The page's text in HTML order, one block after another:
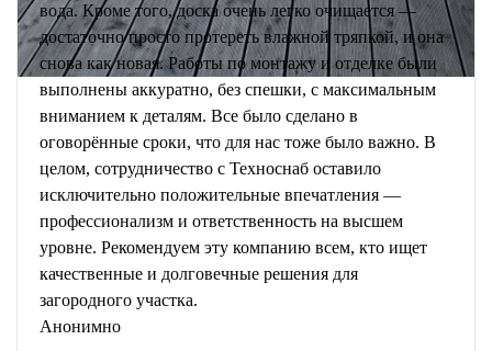
вода. Кроме того, доска очень легко очищается —
достаточно просто протереть влажной тряпкой, и она
снова как новая. Работы по монтажу и отделке были
выполнены аккуратно, без спешки, с максимальным
вниманием к деталям. Все было сделано в
оговорённые сроки, что для нас тоже было важно. В
целом, сотрудничество с Техноснаб оставило
исключительно положительные впечатления —
профессионализм и ответственность на высшем
уровне. Рекомендуем эту компанию всем, кто ищет
качественные и долговечные решения для
загородного участка.
Анонимно